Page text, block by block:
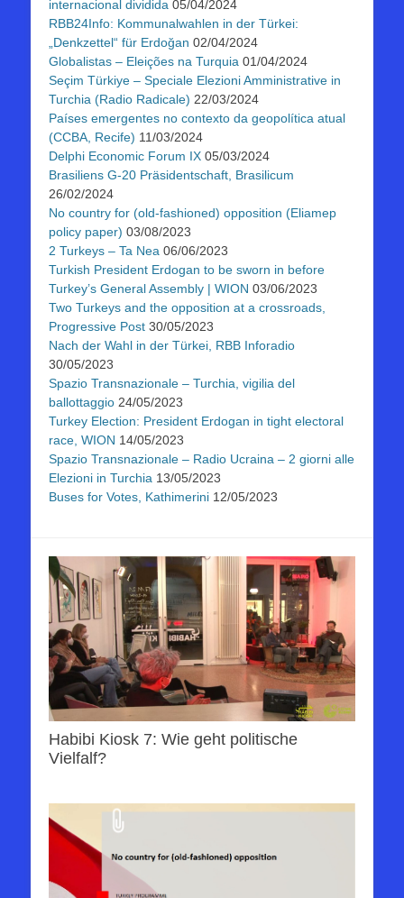
internacional dividida 05/04/2024
RBB24Info: Kommunalwahlen in der Türkei:
„Denkzettel“ für Erdoğan 02/04/2024
Globalistas – Eleições na Turquia 01/04/2024
Seçim Türkiye – Speciale Elezioni Amministrative in
Turchia (Radio Radicale) 22/03/2024
Países emergentes no contexto da geopolítica atual
(CCBA, Recife) 11/03/2024
Delphi Economic Forum IX 05/03/2024
Brasiliens G-20 Präsidentschaft, Brasilicum
26/02/2024
No country for (old-fashioned) opposition (Eliamep
policy paper) 03/08/2023
2 Turkeys – Ta Nea 06/06/2023
Turkish President Erdogan to be sworn in before
Turkey’s General Assembly | WION 03/06/2023
Two Turkeys and the opposition at a crossroads,
Progressive Post 30/05/2023
Nach der Wahl in der Türkei, RBB Inforadio
30/05/2023
Spazio Transnazionale – Turchia, vigilia del
ballottaggio 24/05/2023
Turkey Election: President Erdogan in tight electoral
race, WION 14/05/2023
Spazio Transnazionale – Radio Ucraina – 2 giorni alle
Elezioni in Turchia 13/05/2023
Buses for Votes, Kathimerini 12/05/2023
Habibi Kiosk 7: Wie geht politische
Vielfalf?